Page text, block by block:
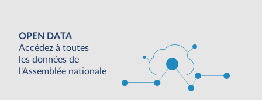
OPEN DATA
Accédez à toutes
les données de
l'Assemblée nationale